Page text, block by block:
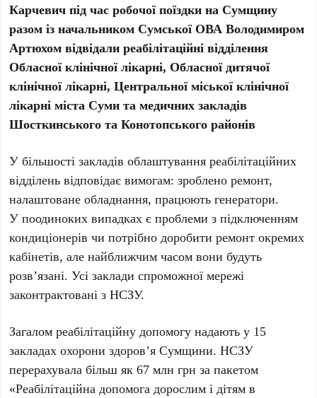
Карчевич під час робочої поїздки на Сумщину
разом із начальником Сумської ОВА Володимиром
Артюхом відвідали реабілітаційні відділення
Обласної клінічної лікарні, Обласної дитячої
клінічної лікарні, Центральної міської клінічної
лікарні міста Суми та медичних закладів
Шосткинського та Конотопського районів
У більшості закладів облаштування реабілітаційних
відділень відповідає вимогам: зроблено ремонт,
налаштоване обладнання, працюють генератори.
У поодиноких випадках є проблеми з підключенням
кондиціонерів чи потрібно доробити ремонт окремих
кабінетів, але найближчим часом вони будуть
розв’язані. Усі заклади спроможної мережі
законтрактовані з НСЗУ.
Загалом реабілітаційну допомогу надають у 15
закладах охорони здоров’я Сумщини. НСЗУ
перерахувала більш як 67 млн грн за пакетом
«Реабілітаційна допомога дорослим і дітям в